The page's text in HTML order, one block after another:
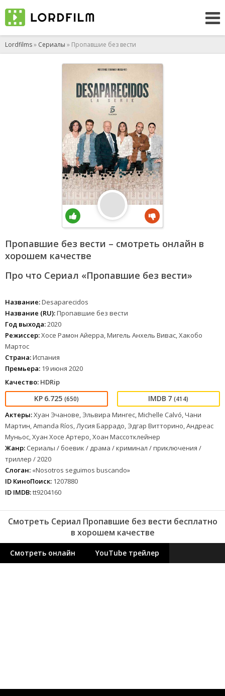
Lordfilms» Сериалы » Пропавшие без вести
Пропавшие без вести – смотреть онлайн в
хорошем качестве
Про что Сериал «Пропавшие без вести»
Название:Desaparecidos
Название (RU):Пропавшие без вести
Год выхода:2020
Режиссер:Хосе Рамон Айерра, Мигель Анхель Вивас, Хакобо
Мартос
Страна:Испания
Премьера: 19 июня 2020
Качество: HDRip
6.725 (650) 7 (414)
Актеры:Хуан Эчанове, Эльвира Мингес, Michelle Calvó, Чани
Мартин, Amanda Ríos, Лусия Баррадо, Эдгар Витторино, Андреас
Муньос, Хуан Хосе Артеро, Хоан Массотклейнер
Жанр: Сериалы / боевик / драма / криминал / приключения /
триллер / 2020
Слоган: «Nosotros seguimos buscando»
ID КиноПоиск: 1207880
ID IMDB:tt9204160
Смотреть Сериал Пропавшие без вести бесплатно
в хорошем качестве
Смотреть онлайн YouTube трейлер